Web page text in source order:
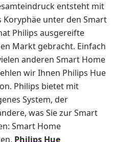
entsteht mit
Koryphäe unter den Smart
Philips ausgereifte
Markt gebracht. Einfach
anderen Smart Home
wir Ihnen Philips Hue
Philips bietet mit
System, der
was Sie zur Smart
Smart Home
Philips Hue